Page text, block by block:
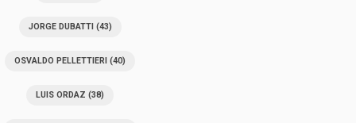
JORGE DUBATTI(43)
OSVALDO PELLETTIERI (40)
LUIS ORDAZ (38)